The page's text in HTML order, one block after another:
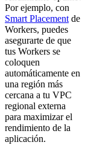
Por ejemplo, con
Smart Placement de
Workers, puedes
asegurarte de que
tus Workers se
coloquen
automáticamente en
una región más
cercana a tu VPC
regional externa
para maximizar el
rendimiento de la
aplicación.